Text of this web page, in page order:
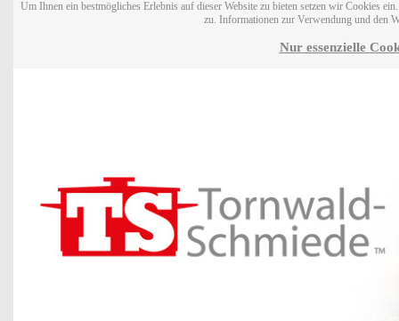
Um Ihnen ein bestmögliches Erlebnis auf dieser Website zu bieten setzen wir Cookies
zu. Informationen zur Verwendung und den
Nur essenzielle